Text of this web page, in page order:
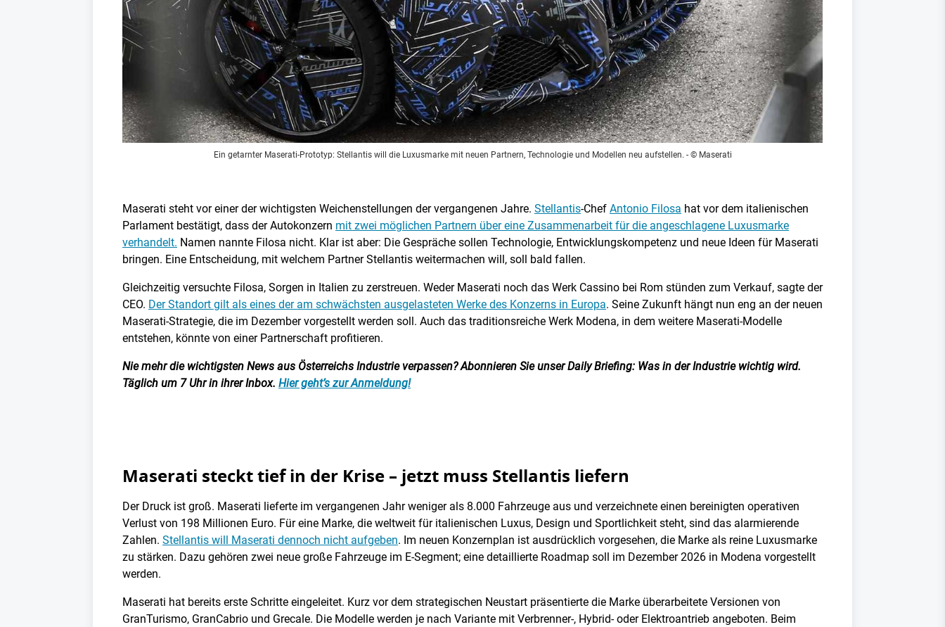
Ein getarnter Maserati-Prototyp: Stellantis will die Luxusmarke mit neuen Partnern, Technologie und Modellen neu aufstellen. - © Maserati
Maserati steht vor einer der wichtigsten Weichenstellungen der vergangenen Jahre. Stellantis-Chef Antonio Filosa hat vor dem italienischen
Parlament bestätigt, dass der Autokonzern mit zwei möglichen Partnern über eine Zusammenarbeit für die angeschlagene Luxusmarke
verhandelt. Namen nannte Filosa nicht. Klar ist aber: Die Gespräche sollen Technologie, Entwicklungskompetenz und neue Ideen für Maserati
bringen. Eine Entscheidung, mit welchem Partner Stellantis weitermachen will, soll bald fallen.
Gleichzeitig versuchte Filosa, Sorgen in Italien zu zerstreuen. Weder Maserati noch das Werk Cassino bei Rom stünden zum Verkauf, sagte der
CEO. Der Standort gilt als eines der am schwächsten ausgelasteten Werke des Konzerns in Europa. Seine Zukunft hängt nun eng an der neuen
Maserati-Strategie, die im Dezember vorgestellt werden soll. Auch das traditionsreiche Werk Modena, in dem weitere Maserati-Modelle
entstehen, könnte von einer Partnerschaft profitieren.
Nie mehr die wichtigsten News aus Österreichs Industrie verpassen? Abonnieren Sie unser Daily Briefing: Was in der Industrie wichtig wird.
Täglich um 7 Uhr in ihrer Inbox. Hier geht’s zur Anmeldung!
Maserati steckt tief in der Krise – jetzt muss Stellantis liefern
Der Druck ist groß. Maserati lieferte im vergangenen Jahr weniger als 8.000 Fahrzeuge aus und verzeichnete einen bereinigten operativen
Verlust von 198 Millionen Euro. Für eine Marke, die weltweit für italienischen Luxus, Design und Sportlichkeit steht, sind das alarmierende
Zahlen. Stellantis will Maserati dennoch nicht aufgeben. Im neuen Konzernplan ist ausdrücklich vorgesehen, die Marke als reine Luxusmarke
zu stärken. Dazu gehören zwei neue große Fahrzeuge im E-Segment; eine detaillierte Roadmap soll im Dezember 2026 in Modena vorgestellt
werden.
Maserati hat bereits erste Schritte eingeleitet. Kurz vor dem strategischen Neustart präsentierte die Marke überarbeitete Versionen von
GranTurismo, GranCabrio und Grecale. Die Modelle werden je nach Variante mit Verbrenner-, Hybrid- oder Elektroantrieb angeboten. Beim